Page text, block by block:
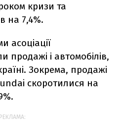
кризи та
на 7,4%.
асоціації
продажі і автомобілів,
Зокрема, продажі
скоротилися на
РЕКЛАМА: